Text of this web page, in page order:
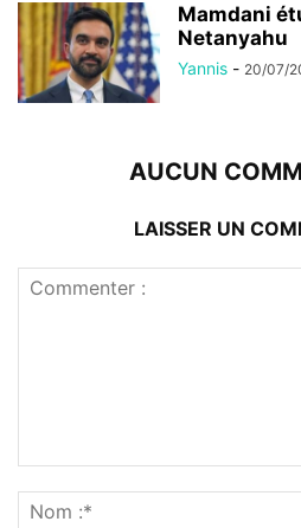
Mamdani
Netanyahu
Yannis - 20/07/
AUCUN
LAISSER UN